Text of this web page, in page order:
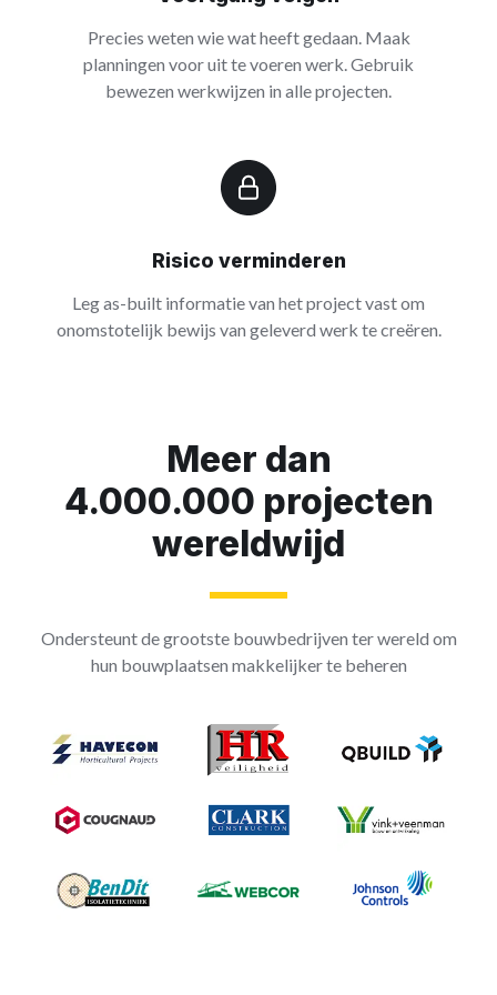
Precies weten wie wat heeft gedaan. Maak
planningen voor uit te voeren werk. Gebruik
bewezen werkwijzen in alle projecten.
Risico verminderen
Leg as-built informatie van het project vast om
onomstotelijk bewijs van geleverd werk te creëren.
Meer dan
4.000.000 projecten
wereldwijd
Ondersteunt de grootste bouwbedrijven ter wereld om
hun bouwplaatsen makkelijker te beheren